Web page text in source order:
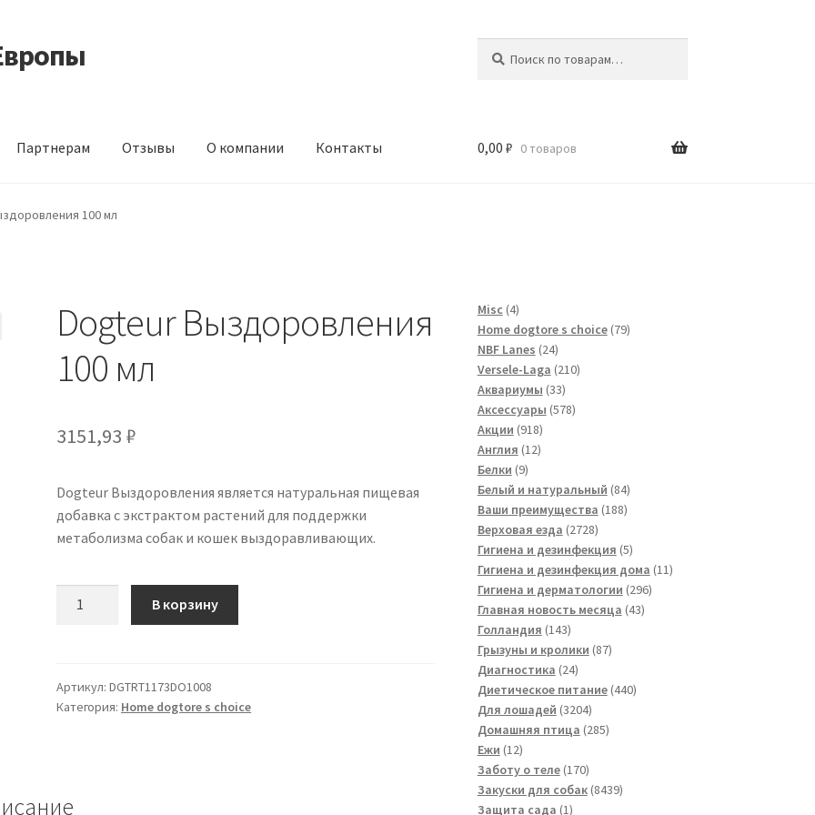
Партнерам Отзывы О компании Контакты
из Германии
0,00 ₽ 0 товаров
100 мл
Dogteur Выздоровления
100 мл
3151,93₽
Dogteur Выздоровления является натуральная пищевая
добавка с экстрактом растений для поддержки
метаболизма собак и кошек выздоравливающих.
100
мл
В корзину
Артикул:DGTRT1173DO1008
Категория: Home dogtore s choice
Misc 44
товара
Home dogtore s choice 7979
NBF Lanes 2424
товара
Versele-Laga 210210
Аквариумы 3333
товара
Аксессуары 578578
Акции 918918
товаров
Англия 1212
Белки 99
товаров
Белый и натуральный 8484
товара
Ваши преимущества 188188
Верховая езда 27282728
товаров
Гигиена и дезинфекция 55
товаров
Гигиена и дезинфекция дома 1111
Гигиена и дерматологии 296296
Главная новость месяца 4343
Голландия 143143
товара
Грызуны и кролики 8787
Диагностика 2424
товара
Диетическое питание 440440
Для лошадей 32043204
товара
Домашняя птица 285285
Ежи 1212
товаров
Заботу о теле 170170
товаров
Закуски для собак 84398439
Защита сада 11